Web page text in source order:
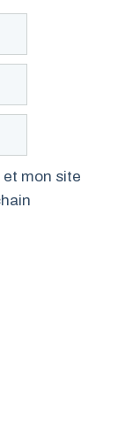
mon site